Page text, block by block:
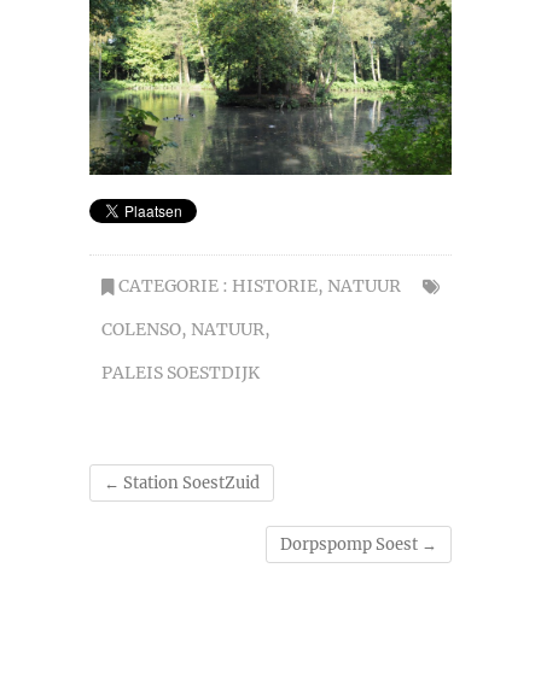
CATEGORIE : HISTORIE, NATUUR
COLENSO, NATUUR,
PALEIS SOESTDIJK
← Station SoestZuid
Dorpspomp Soest →